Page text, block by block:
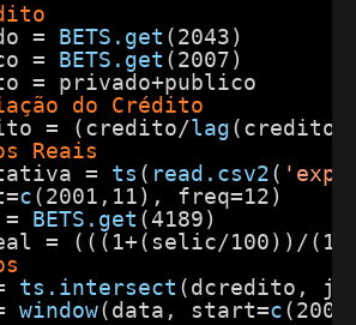
= BETS.get (2043)
= BETS.get (2007)
= privado+publico
do Crédito
= (credito/lag
Reais
= ts ( read.csv2(
c(2001,11), freq=12)
BETS.get (4189)
= (((1+(selic/100))/
ts.intersect (dcredito,
window(data, start=c